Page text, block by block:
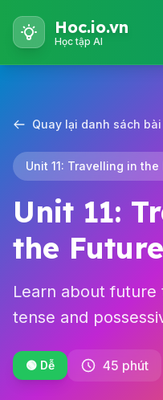
Hoc.io.vn
Học tập AI
Quay lại danh sách
Unit 11: Travelling in the
Unit 11:
the Future
Learn about
tense and
🟢 Dễ 45 phút